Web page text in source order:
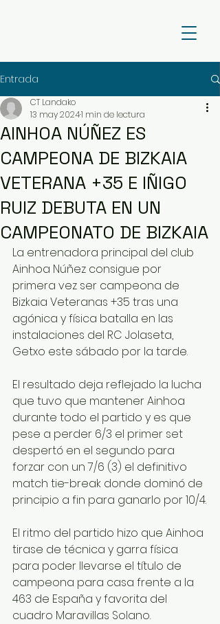
Entrada
AINHOA NÚÑEZ ES
CAMPEONA DE BIZKAIA
VETERANA +35 E IÑIGO
RUIZ DEBUTA EN UN
CAMPEONATO DE BIZKAIA
CT Landako
13 may 20241 min de lectura
La entrenadora principal del club
Ainhoa Núñez consigue por
primera vez ser campeona de
Bizkaia Veteranas +35 tras una
agónica y física batalla en las
instalaciones del RC Jolaseta,
Getxo este sábado por la tarde.
El resultado deja reflejado la lucha
que tuvo que mantener Ainhoa
durante todo el partido y es que
pese a perder 6/3 el primer set
despertó en el segundo para
forzar con un 7/6 (3) el definitivo
match tie-break donde dominó de
principio a fin para ganarlo por 10/4.
El ritmo del partido hizo que Ainhoa
tirase de técnica y garra física
para poder llevarse el título de
campeona para casa frente a la
463 de España y favorita del
cuadro Maravillas Solano.